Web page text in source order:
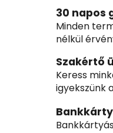
30 napos
Minden
nélkül
Szakértő
Keress
igyekszünk